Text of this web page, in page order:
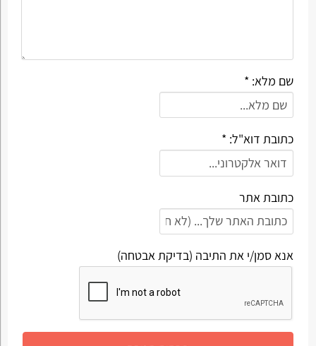
שם מלא: *
כתובת דוא"ל: *
כתובת אתר
אנא סמן/י את התיבה (בדיקת אבטחה)